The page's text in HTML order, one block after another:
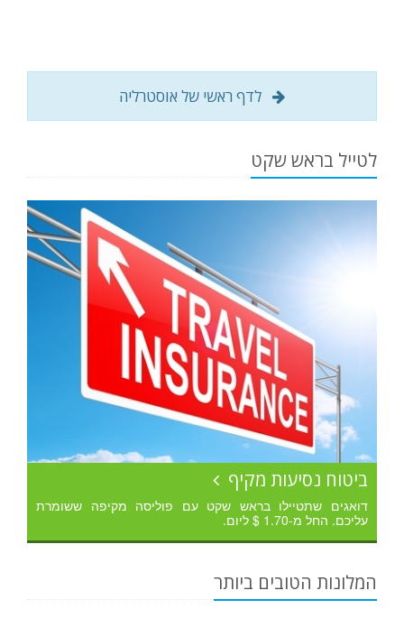
לדף ראשי של אוסטרליה
לטייל בראש שקט
ביטוח נסיעות מקיף
דואגים שתטיילו בראש שקט עם פוליסה מקיפה ששומרת
עליכם. החל מ-1.70 $ ליום.
המלונות הטובים ביותר